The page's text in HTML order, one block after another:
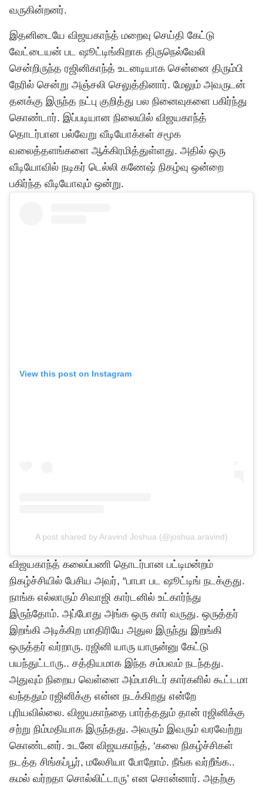
வருகின்றனர்.
இதனிடையே விஜயகாந்த் மறைவு செய்தி கேட்டு
வேட்டையன் பட ஷூட்டிங்கிறாக திருநெல்வேலி
சென்றிருந்த ரஜினிகாந்த் உடனடியாக சென்னை திரும்பி
நேரில் சென்று அஞ்சலி செலுத்தினார். மேலும் அவருடன்
தனக்கு இருந்த நட்பு குறித்து பல நினைவுகளை பகிர்ந்து
கொண்டார். இப்படியான நிலையில் விஜயகாந்த்
தொடர்பான பல்வேறு வீடியோக்கள் சமூக
வலைத்தளங்களை ஆக்கிரமித்துள்ளது. அதில் ஒரு
வீடியோவில் நடிகர் டெல்லி கணேஷ் நிகழ்வு ஒன்றை
பகிர்ந்த வீடியோவும் ஒன்று.
View this post on Instagram
A post shared by Aravind Joshua (@joshua.aravind)
விஜயகாந்த் கலைப்பணி தொடர்பான பட்டிமன்றம்
நிகழ்ச்சியில் பேசிய அவர், “பாபா பட ஷூட்டிங் நடக்குது.
நாங்க எல்லாரும் சிவாஜி கார்டனில் உட்கார்ந்து
இருந்தோம். அப்போது அங்க ஒரு கார் வருது. ஒருத்தர்
இறங்கி அடிக்கிற மாதிரியே அதுல இருந்து இறங்கி
ஒருத்தர் வர்றாரு. ரஜினி யாரு யாருன்னு கேட்டு
பயந்துட்டாரு.. சத்தியமாக இந்த சம்பவம் நடந்தது.
அதுவும் நிறைய வெள்ளை அம்பாசிடர் கார்களில் கூட்டமா
வந்ததும் ரஜினிக்கு என்ன நடக்கிறது என்றே
புரியவில்லை. விஜயகாந்தை பார்த்ததும் தான் ரஜினிக்கு
சற்று நிம்மதியாக இருந்தது. அவரும் இவரும் வரவேற்று
கொண்டனர். உடனே விஜயகாந்த், ‘கலை நிகழ்ச்சிகள்
நடத்த சிங்கப்பூர், மலேசியா போறோம். நீங்க வர்றீங்க..
கமல் வர்றதா சொல்லிட்டாரு’ என சொன்னார். அதற்கு